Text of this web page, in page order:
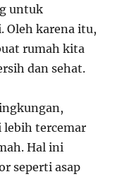
untuk
Oleh karena itu,
rumah kita
dan sehat.
lebih tercemar
Hal ini
seperti asap